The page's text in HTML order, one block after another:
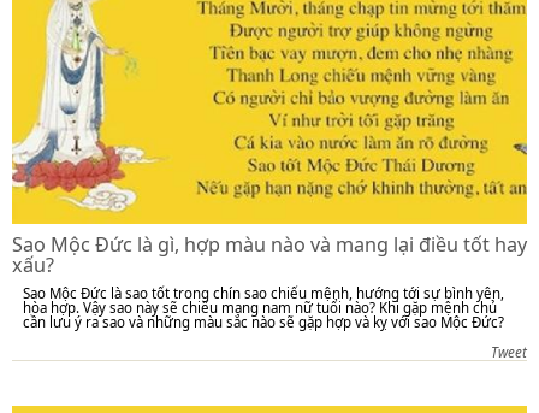
Sao Mộc Đức là gì, hợp màu nào và mang lại điều tốt hay
xấu?
Sao Mộc Đức là sao tốt trong chín sao chiếu mệnh, hướng tới sự bình yên,
hòa hợp. Vậy sao này sẽ chiếu mạng nam nữ tuổi nào? Khi gặp mệnh chủ
cần lưu ý ra sao và những màu sắc nào sẽ gặp hợp và kỵ với sao Mộc Đức?
Tweet